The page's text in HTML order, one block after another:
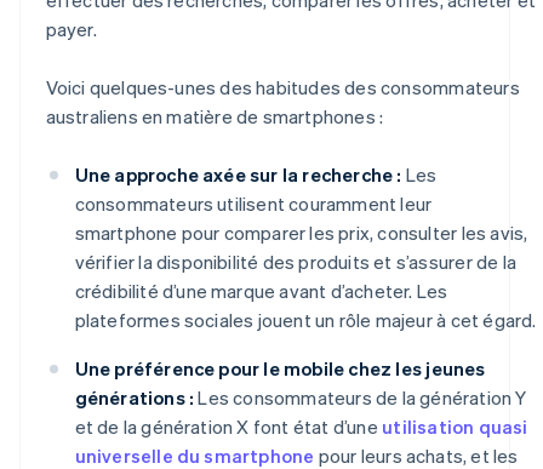
payer.
Voici quelques-unes des habitudes des consommateurs
australiens en matière de smartphones :
Une approche axée sur la recherche : Les
consommateurs utilisent couramment leur
smartphone pour comparer les prix, consulter les avis,
vérifier la disponibilité des produits et s’assurer de la
crédibilité d’une marque avant d’acheter. Les
plateformes sociales jouent un rôle majeur à cet égard.
Une préférence pour le mobile chez les jeunes
générations : Les consommateurs de la génération Y
et de la génération X font état d’une utilisation quasi
universelle du smartphone pour leurs achats, et les